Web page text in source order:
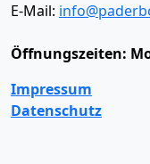
E-Mail:
Öffnungszeiten:
Impressum
Datenschutz